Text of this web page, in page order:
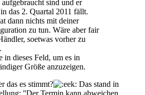
aufgebraucht sind und er
das 2. Quartal 2011 fällt.
dann nichts mit deiner
zu tun. Wäre aber fair
soetwas vorher zu
in dieses Feld, um es in
Größe anzuzeigen.
das es stimmt?
Das stand in
''Der Termin kann abweichen